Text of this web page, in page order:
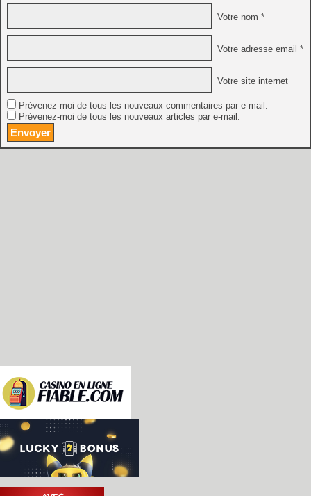
Votre nom *
Votre adresse email *
Votre site internet
Prévenez-moi de tous les nouveaux commentaires par e-mail.
Prévenez-moi de tous les nouveaux articles par e-mail.